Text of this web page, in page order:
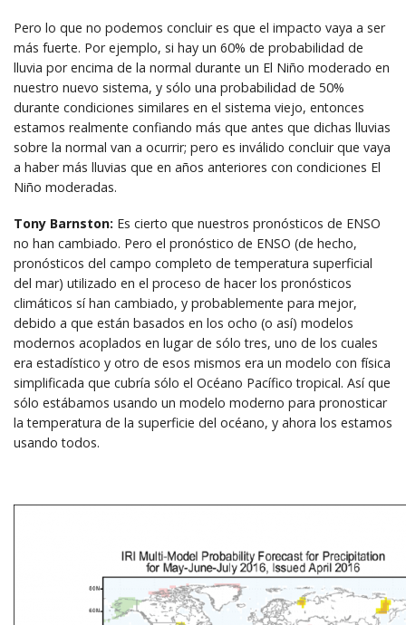
Pero lo que no podemos concluir es que el impacto vaya a ser
más fuerte. Por ejemplo, si hay un 60% de probabilidad de
lluvia por encima de la normal durante un El Niño moderado en
nuestro nuevo sistema, y sólo una probabilidad de 50%
durante condiciones similares en el sistema viejo, entonces
estamos realmente confiando más que antes que dichas lluvias
sobre la normal van a ocurrir; pero es inválido concluir que vaya
a haber más lluvias que en años anteriores con condiciones El
Niño moderadas.
Tony Barnston: Es cierto que nuestros pronósticos de ENSO
no han cambiado. Pero el pronóstico de ENSO (de hecho,
pronósticos del campo completo de temperatura superficial
del mar) utilizado en el proceso de hacer los pronósticos
climáticos sí han cambiado, y probablemente para mejor,
debido a que están basados en los ocho (o así) modelos
modernos acoplados en lugar de sólo tres, uno de los cuales
era estadístico y otro de esos mismos era un modelo con física
simplificada que cubría sólo el Océano Pacífico tropical. Así que
sólo estábamos usando un modelo moderno para pronosticar
la temperatura de la superficie del océano, y ahora los estamos
usando todos.